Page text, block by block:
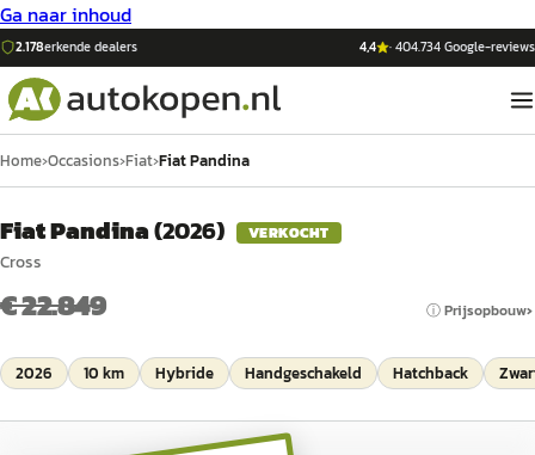
Ga naar inhoud
2.178erkende dealers 4,4 ·404.734Google-reviews
Home›Occasions›Fiat›Fiat Pandina
Fiat Pandina(2026) VERKOCHT
Cross
€ 22.849 ⓘ Prijsopbouw
2026 10 km Hybride Handgeschakeld Hatchback